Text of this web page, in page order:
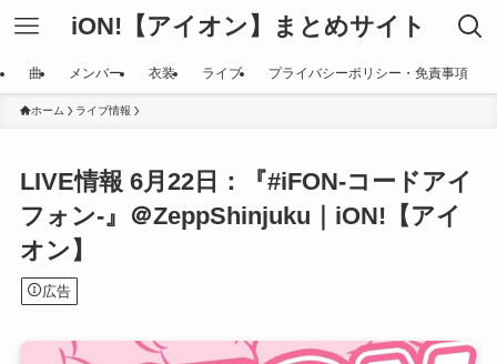
iON!【アイオン】まとめサイト
曲 メンバー 衣装 ライブ プライバシーポリシー・免責事項
ホーム ライブ情報
LIVE情報 6月22日：『#iFON-コードアイ
フォン-』＠ZeppShinjuku｜iON!【アイ
オン】
広告